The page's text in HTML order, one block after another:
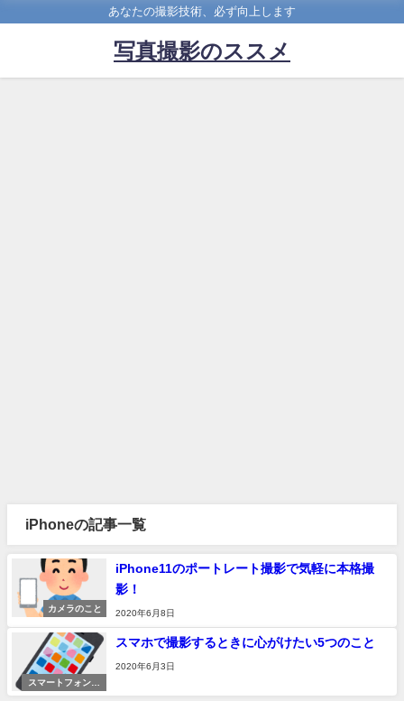
あなたの撮影技術、必ず向上します
写真撮影のススメ
iPhoneの記事一覧
カメラのこと
iPhone11のポートレート撮影で気軽に本格撮
影！
2020年6月8日
スマートフォン撮
影
スマホで撮影するときに心がけたい5つのこと
2020年6月3日